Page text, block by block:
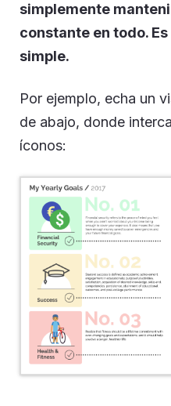
simplemente
constante en todo.
simple.
Por ejemplo, echa un
de abajo, donde
íconos: